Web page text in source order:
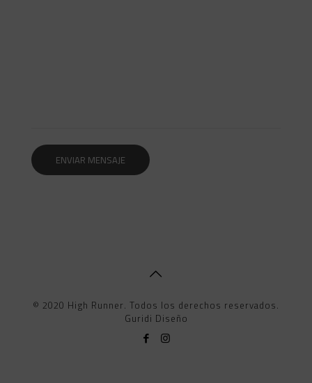
© 2020 High Runner. Todos los derechos reservados.
Guridi Diseño